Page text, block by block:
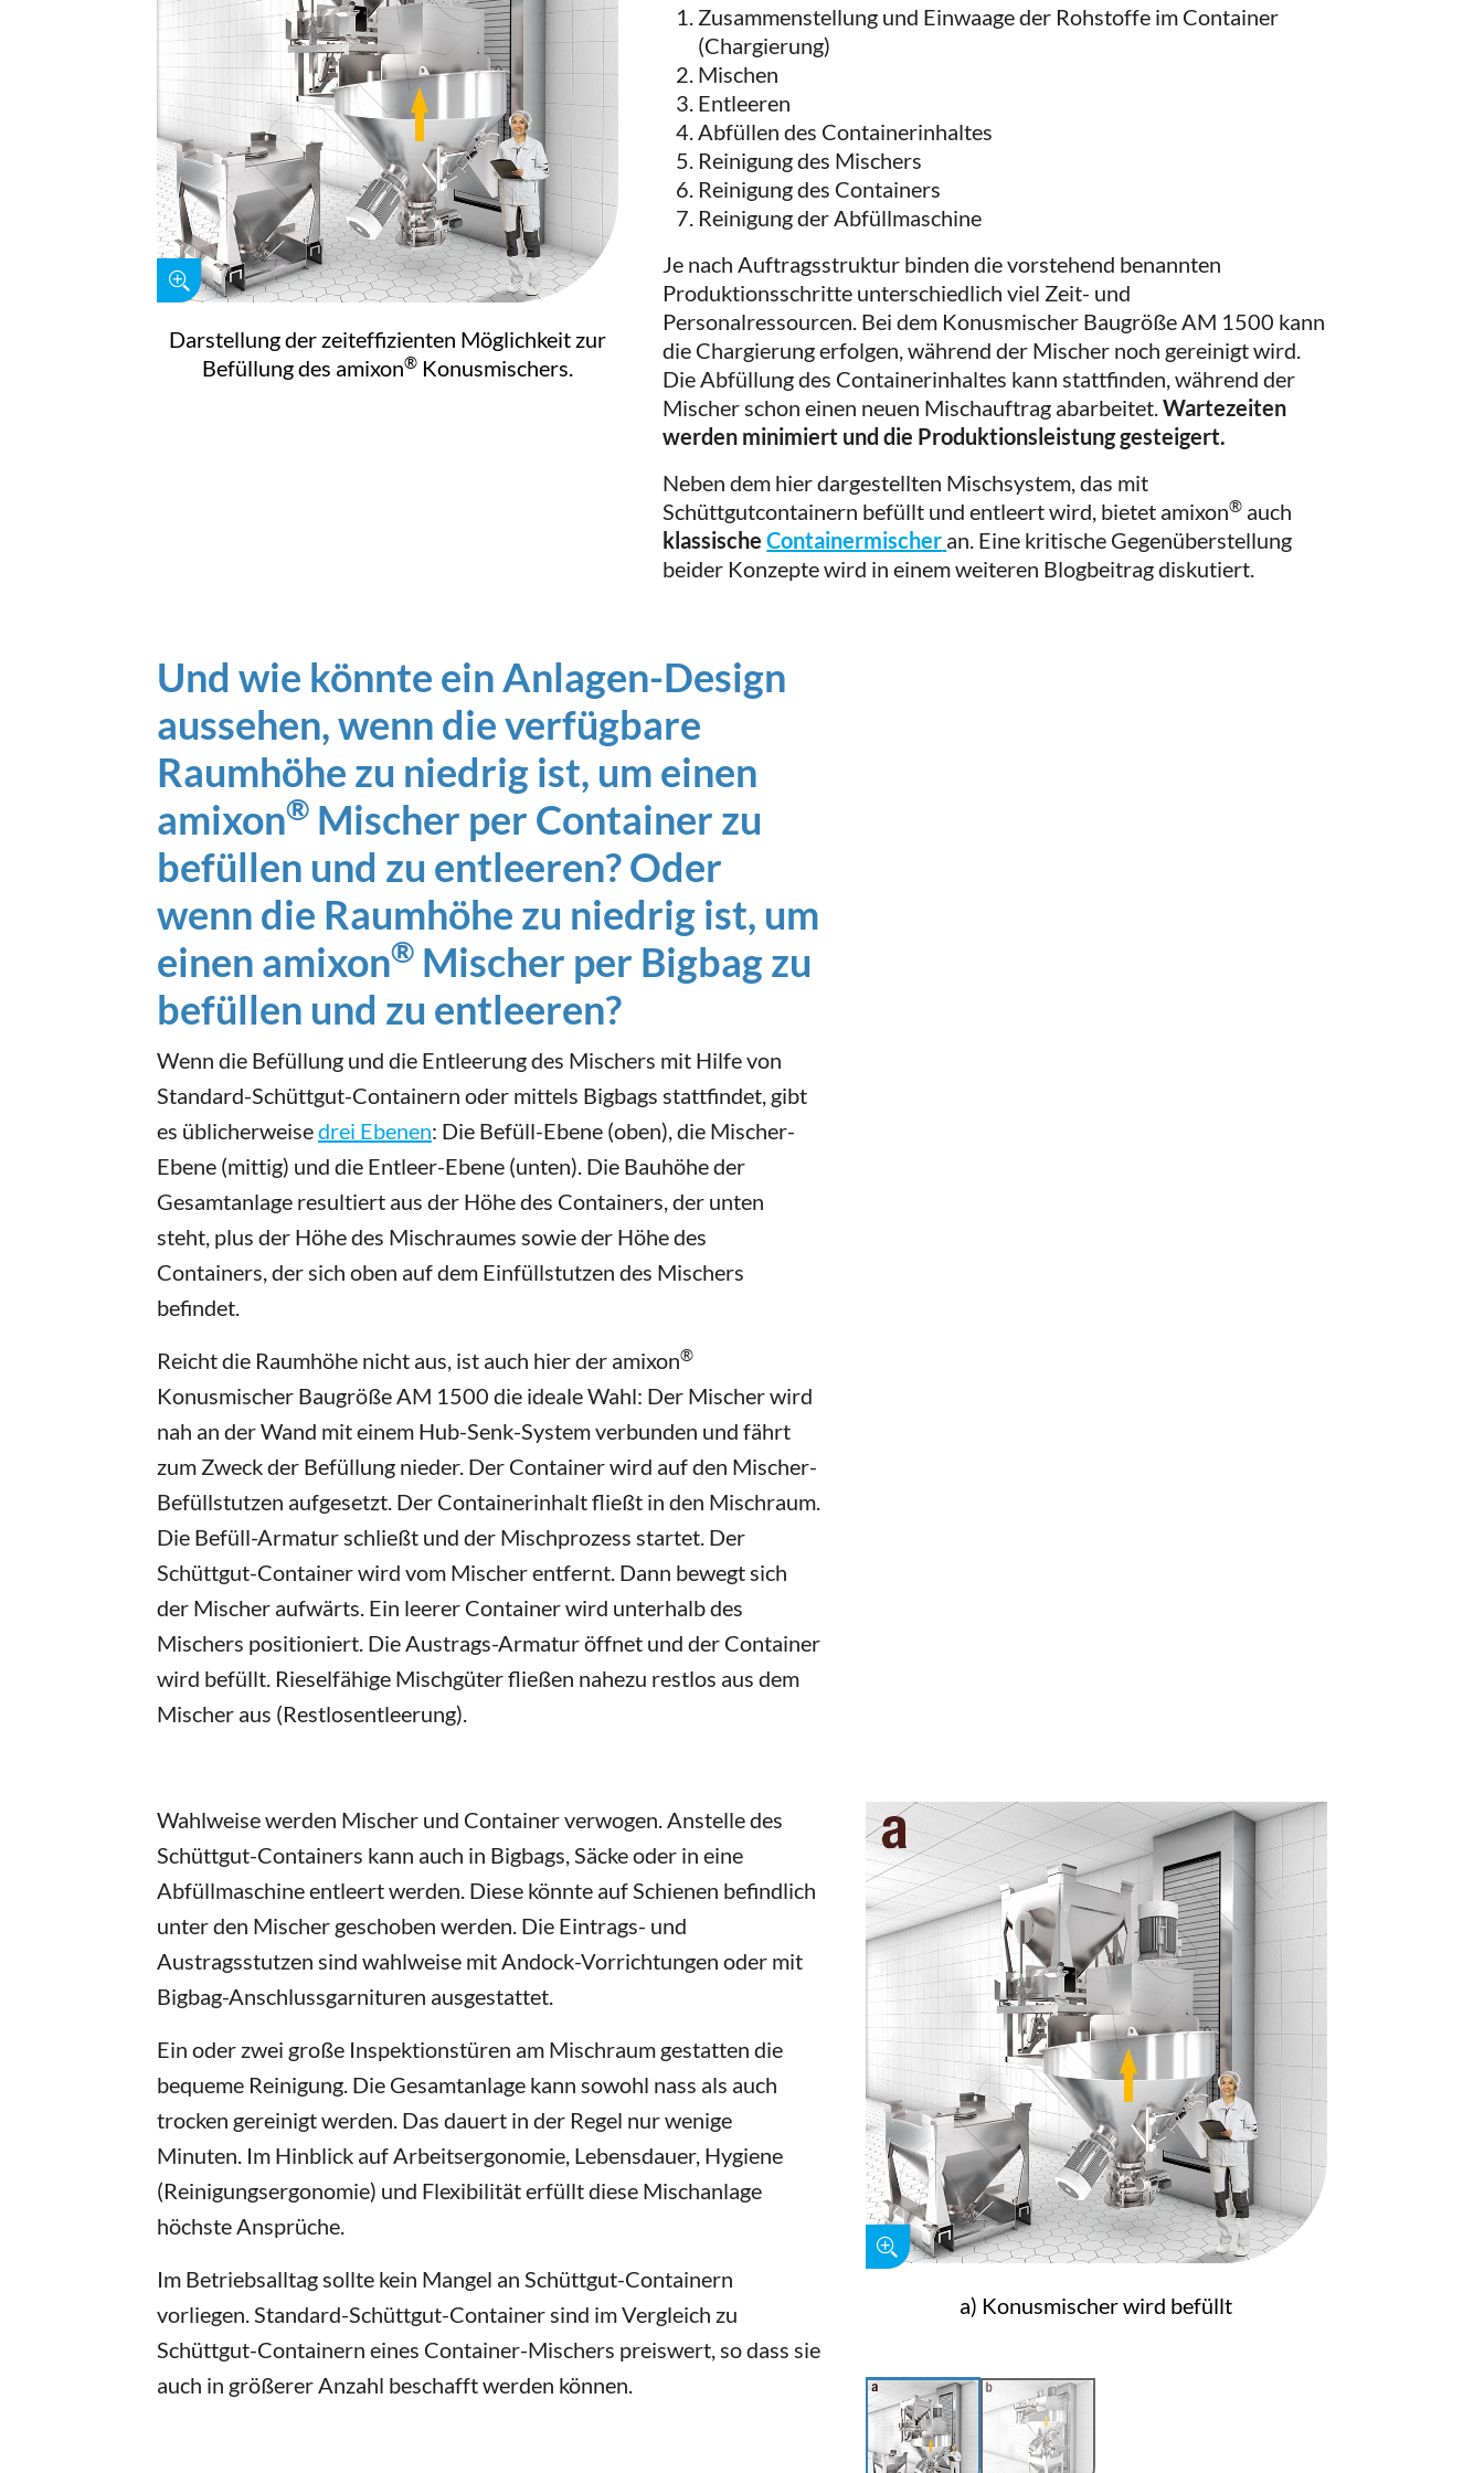
Darstellung der zeiteffizienten Möglichkeit zur
Befüllung des amixon® Konusmischers.
Zusammenstellung und Einwaage der Rohstoffe im Container
(Chargierung)
Mischen
Entleeren
Abfüllen des Containerinhaltes
Reinigung des Mischers
Reinigung des Containers
Reinigung der Abfüllmaschine
Je nach Auftragsstruktur binden die vorstehend benannten
Produktionsschritte unterschiedlich viel Zeit- und
Personalressourcen. Bei dem Konusmischer Baugröße AM 1500 kann
die Chargierung erfolgen, während der Mischer noch gereinigt wird.
Die Abfüllung des Containerinhaltes kann stattfinden, während der
Mischer schon einen neuen Mischauftrag abarbeitet.Wartezeiten
werden minimiert und die Produktionsleistung gesteigert.
Neben dem hier dargestellten Mischsystem, das mit
Schüttgutcontainern befüllt und entleert wird, bietet amixon® auch
klassischeContainermischer an. Eine kritische Gegenüberstellung
beider Konzepte wird in einem weiteren Blogbeitrag diskutiert.
Und wie könnte ein Anlagen-Design
aussehen, wenn die verfügbare
Raumhöhe zu niedrig ist, um einen
amixon® Mischer per Container zu
befüllen und zu entleeren? Oder
wenn die Raumhöhe zu niedrig ist, um
einen amixon® Mischer per Bigbag zu
befüllen und zu entleeren?
Wenn die Befüllung und die Entleerung des Mischers mit Hilfe von
Standard-Schüttgut-Containern oder mittels Bigbags stattfindet, gibt
es üblicherweisedrei Ebenen: Die Befüll-Ebene (oben), die Mischer-
Ebene (mittig) und die Entleer-Ebene (unten). Die Bauhöhe der
Gesamtanlage resultiert aus der Höhe des Containers, der unten
steht, plus der Höhe des Mischraumes sowie der Höhe des
Containers, der sich oben auf dem Einfüllstutzen des Mischers
befindet.
Reicht die Raumhöhe nicht aus, ist auch hier der amixon®
Konusmischer Baugröße AM 1500 die ideale Wahl: Der Mischer wird
nah an der Wand mit einem Hub-Senk-System verbunden und fährt
zum Zweck der Befüllung nieder. Der Container wird auf den Mischer-
Befüllstutzen aufgesetzt. Der Containerinhalt fließt in den Mischraum.
Die Befüll-Armatur schließt und der Mischprozess startet. Der
Schüttgut-Container wird vom Mischer entfernt. Dann bewegt sich
der Mischer aufwärts. Ein leerer Container wird unterhalb des
Mischers positioniert. Die Austrags-Armatur öffnet und der Container
wird befüllt. Rieselfähige Mischgüter fließen nahezu restlos aus dem
Mischer aus (Restlosentleerung).
Wahlweise werden Mischer und Container verwogen. Anstelle des
Schüttgut-Containers kann auch in Bigbags, Säcke oder in eine
Abfüllmaschine entleert werden. Diese könnte auf Schienen befindlich
unter den Mischer geschoben werden. Die Eintrags- und
Austragsstutzen sind wahlweise mit Andock-Vorrichtungen oder mit
Bigbag-Anschlussgarnituren ausgestattet.
Ein oder zwei große Inspektionstüren am Mischraum gestatten die
bequeme Reinigung. Die Gesamtanlage kann sowohl nass als auch
trocken gereinigt werden. Das dauert in der Regel nur wenige
Minuten. Im Hinblick auf Arbeitsergonomie, Lebensdauer, Hygiene
(Reinigungsergonomie) und Flexibilität erfüllt diese Mischanlage
höchste Ansprüche.
Im Betriebsalltag sollte kein Mangel an Schüttgut-Containern
vorliegen. Standard-Schüttgut-Container sind im Vergleich zu
Schüttgut-Containern eines Container-Mischers preiswert, so dass sie
auch in größerer Anzahl beschafft werden können.
a) Konusmischer wird befüllt